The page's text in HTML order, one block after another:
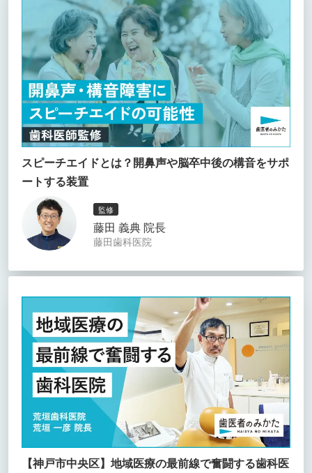
スピーチエイドとは？開鼻声や脳卒中後の構音をサポ
ートする装置
監修
藤田 義典 院長
藤田歯科医院
【神戸市中央区】地域医療の最前線で奮闘する歯科医